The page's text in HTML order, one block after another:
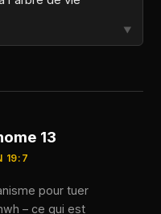
▼
13
19:7
pour tuer
– ce qui est